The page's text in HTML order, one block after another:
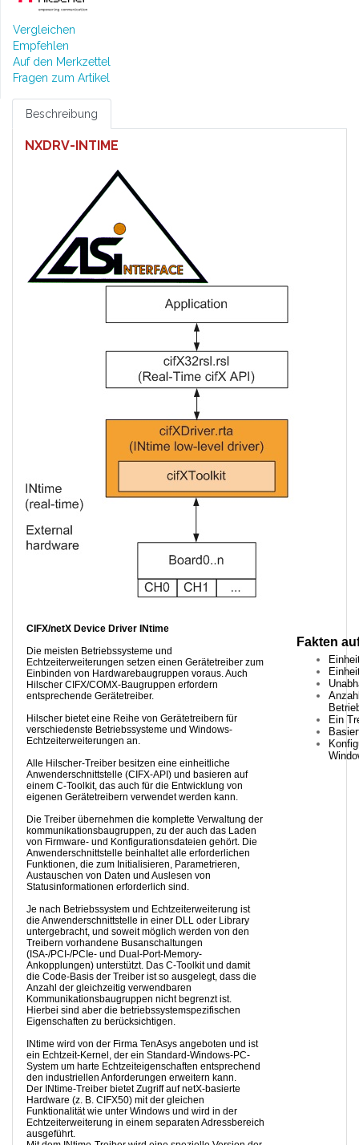
Vergleichen
Empfehlen
Auf den Merkzettel
Fragen zum Artikel
Beschreibung
NXDRV-INTIME
CIFX/netX Device Driver INtime
Die meisten Betriebssysteme und
Echtzeiterweiterungen setzen einen Gerätetreiber zum
Einbinden von Hardwarebaugruppen voraus. Auch
Hilscher CIFX/COMX-Baugruppen erfordern
entsprechende Gerätetreiber.
Hilscher bietet eine Reihe von Gerätetreibern für
verschiedenste Betriebssysteme und Windows-
Echtzeiterweiterungen an.
Alle Hilscher-Treiber besitzen eine einheitliche
Anwenderschnittstelle (CIFX-API) und basieren auf
einem C-Toolkit, das auch für die Entwicklung von
eigenen Gerätetreibern verwendet werden kann.
Die Treiber übernehmen die komplette Verwaltung der
kommunikationsbaugruppen, zu der auch das Laden
von Firmware- und Konfigurationsdateien gehört. Die
Anwenderschnittstelle beinhaltet alle erforderlichen
Funktionen, die zum Initialisieren, Parametrieren,
Austauschen von Daten und Auslesen von
Statusinformationen erforderlich sind.
Je nach Betriebssystem und Echtzeiterweiterung ist
die Anwenderschnittstelle in einer DLL oder Library
untergebracht, und soweit möglich werden von den
Treibern vorhandene Busanschaltungen
(ISA-/PCI-/PCIe- und Dual-Port-Memory-
Ankopplungen) unterstützt. Das C-Toolkit und damit
die Code-Basis der Treiber ist so ausgelegt, dass die
Anzahl der gleichzeitig verwendbaren
Kommunikationsbaugruppen nicht begrenzt ist.
Hierbei sind aber die betriebssystemspezifischen
Eigenschaften zu berücksichtigen.
INtime wird von der Firma TenAsys angeboten und ist
ein Echtzeit-Kernel, der ein Standard-Windows-PC-
System um harte Echtzeiteigenschaften entsprechend
den industriellen Anforderungen erweitern kann.
Der INtime-Treiber bietet Zugriff auf netX-basierte
Hardware (z. B. CIFX50) mit der gleichen
Funktionalität wie unter Windows und wird in der
Echtzeiterweiterung in einem separaten Adressbereich
ausgeführt.
Fakten
Ein